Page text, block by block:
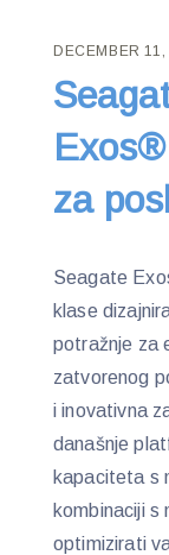
DECEMBER
za
Seagate
klase
potražnje za
zatvorenog
i inovativna
današnje
kapaciteta s
kombinaciji s
optimizirati